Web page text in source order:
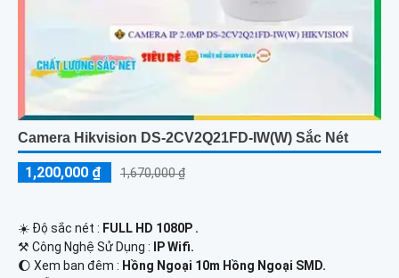
Camera Hikvision DS-2CV2Q21FD-IW(W) Sắc Nét
1,200,000 ₫ 1,670,000 ₫
☀️ Độ sắc nét : FULL HD 1080P .
⚒ Công Nghệ Sử Dụng :
IP Wifi.
🌔 Xem ban đêm : Hồng Ngoại 10m Hồng Ngoại SMD.